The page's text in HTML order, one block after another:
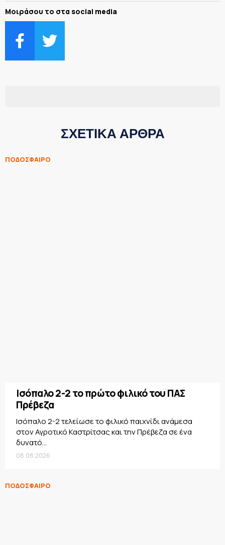
Μοιράσου το στα social media
ΣΧΕΤΙΚΑ ΑΡΘΡΑ
ΠΟΔΟΣΦΑΙΡΟ
Ισόπαλο 2-2 το πρώτο φιλικό του ΠΑΣ
Πρέβεζα
Ισόπαλο 2-2 τελείωσε το φιλικό παιχνίδι ανάμεσα
στον Αγροτικό Καστρίτσας και την Πρέβεζα σε ένα
δυνατό...
08.08.2026
ΠΟΔΟΣΦΑΙΡΟ